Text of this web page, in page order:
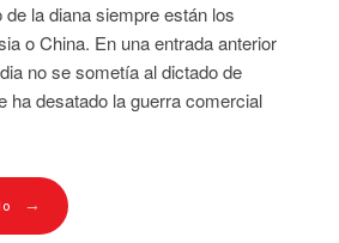
la diana siempre están los
o China. En una entrada anterior
no se sometía al dictado de
ha desatado la guerra comercial
→